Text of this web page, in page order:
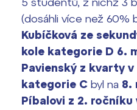
FOCUSing
Zahraniční
ČAG studentský
Maturitní témata
(dosáhli více než 60%
Kubíčková ze
kole kategorie D 6.
Pavienský z kvarty v
kategorie C byl na 8.
Píbalovi z 2. ročníku